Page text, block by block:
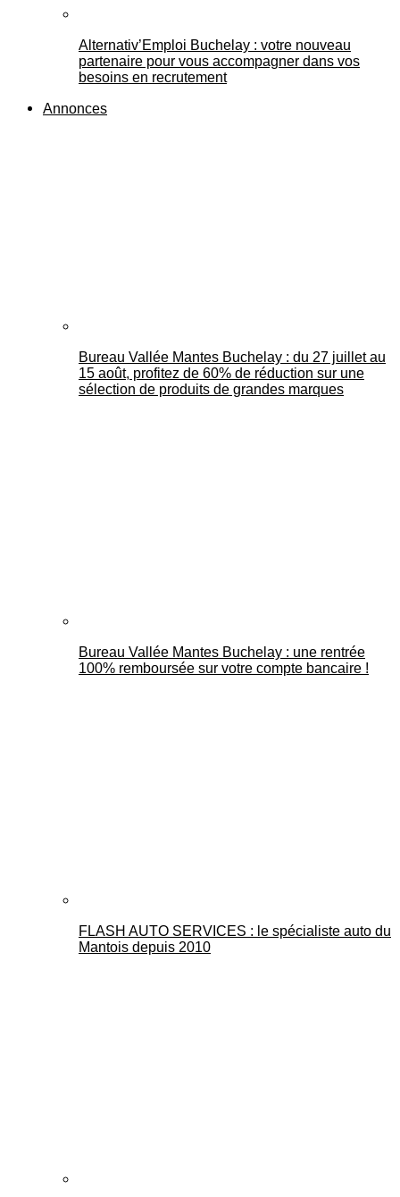
Alternativ’Emploi Buchelay : votre nouveau
partenaire pour vous accompagner dans vos
besoins en recrutement
Annonces
Bureau Vallée Mantes Buchelay : du 27 juillet au
15 août, profitez de 60% de réduction sur une
sélection de produits de grandes marques
Bureau Vallée Mantes Buchelay : une rentrée
100% remboursée sur votre compte bancaire !
FLASH AUTO SERVICES : le spécialiste auto du
Mantois depuis 2010